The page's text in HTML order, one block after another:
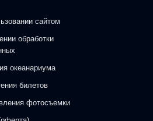
сайтом
обработки
океанариума
билетов
фотосъемки